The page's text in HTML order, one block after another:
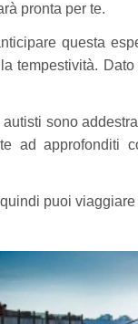
pronta per te.
questa
tempestività.
sono
ad approfonditi
puoi viaggiare